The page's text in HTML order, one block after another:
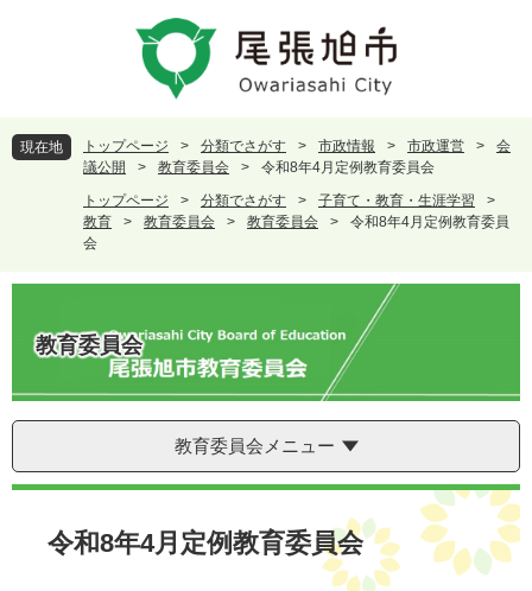
頭
で
飛
ば
へ
現在地 トップページ > 分類でさがす > 市政情報 > 市政運営 >
会
議公開
> 教育委員会 >
令和8年4月定例教育委員会
トップページ
> 分類でさがす > 子育て・教育・生涯学習
>
教育
> 教育委員会 > 教育委員会 >
令和8年4月定例教育委員
会
教育委員会
教育委員会メニュー
本
令和8年4月定例教育委員会